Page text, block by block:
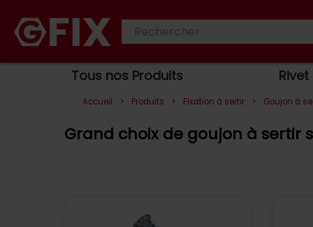
Tous nos Produits Rivet
Accueil > Produits > Fixation à sertir > Goujon à
Grand choix de goujon à sertir